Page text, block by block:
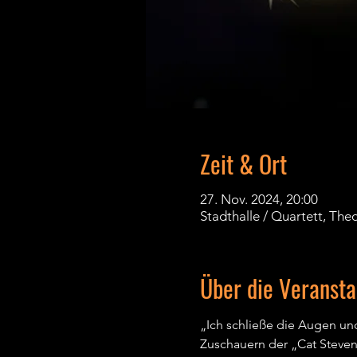
Zeit & Ort
27. Nov. 2024, 20:00
Stadthalle / Quartett,
Über die
„Ich schließe die Augen
Zuschauern der „Cat